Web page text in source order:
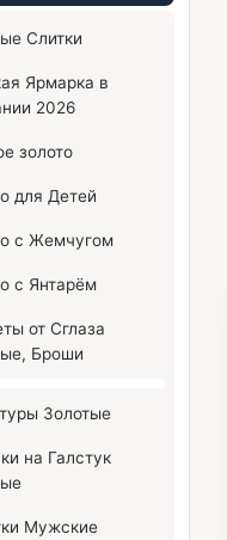
Слитки
Ярмарка в
2026
золото
для Детей
с Жемчугом
с Янтарём
от Сглаза
Броши
Золотые
на Галстук
Мужские